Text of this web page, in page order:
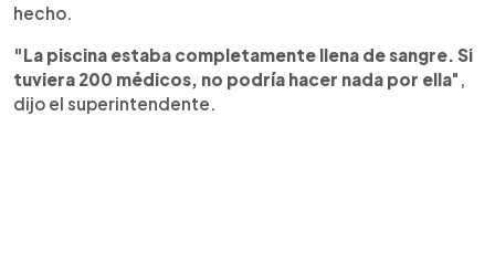
hecho.
"La piscina estaba completamente llena de sangre. Si
tuviera 200 médicos, no podría hacer nada por ella",
dijo el superintendente.